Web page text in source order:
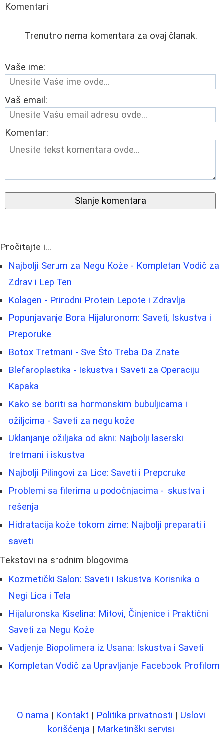
Komentari
Trenutno nema komentara za ovaj članak.
Vaše ime:
Vaš email:
Komentar:
Slanje komentara
Pročitajte i...
Najbolji Serum za Negu Kože - Kompletan Vodič za
Zdrav i Lep Ten
Kolagen - Prirodni Protein Lepote i Zdravlja
Popunjavanje Bora Hijaluronom: Saveti, Iskustva i
Preporuke
Botox Tretmani - Sve Što Treba Da Znate
Blefaroplastika - Iskustva i Saveti za Operaciju
Kapaka
Kako se boriti sa hormonskim bubuljicama i
ožiljcima - Saveti za negu kože
Uklanjanje ožiljaka od akni: Najbolji laserski
tretmani i iskustva
Najbolji Pilingovi za Lice: Saveti i Preporuke
Problemi sa filerima u podočnjacima - iskustva i
rešenja
Hidratacija kože tokom zime: Najbolji preparati i
saveti
Tekstovi na srodnim blogovima
Kozmetički Salon: Saveti i Iskustva Korisnika o
Negi Lica i Tela
Hijaluronska Kiselina: Mitovi, Činjenice i Praktični
Saveti za Negu Kože
Vadjenje Biopolimera iz Usana: Iskustva i Saveti
Kompletan Vodič za Upravljanje Facebook Profilom
O nama | Kontakt | Politika privatnosti | Uslovi
korišćenja | Marketinški servisi